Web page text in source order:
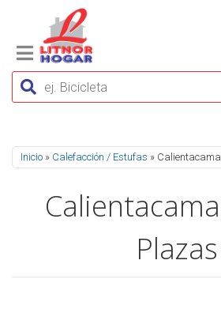
Se encuentra usted aquí
Inicio » Calefacción / Estufas »
Plazas